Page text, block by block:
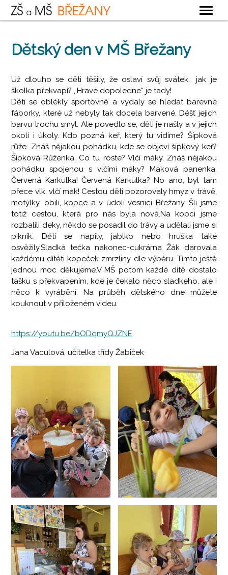
ZÁKLADNÍ ŠKOLA
ŠKOLNÍ DRUŽINA
ŠKOLNÍ JÍDELNA
KONTAKTY
Dětský den v MŠ Břežany
Už dlouho se děti těšily, že oslaví svůj svátek… jak je
školka překvapí? ,,Hravé dopoledne“ je tady!
Děti se oblékly sportovně a vydaly se hledat barevné
fáborky, které už nebyly tak docela barvené. Déšť jejich
barvu trochu smyl. Ale povedlo se, děti je našly a v jejich
okolí i úkoly. Kdo pozná keř, který tu vidíme? Šípková
růže. Znáš nějakou pohádku, kde se objeví šípkový keř?
Šípková Růženka. Co tu roste? Vlčí máky. Znáš nějakou
pohádku spojenou s vlčími máky? Maková panenka,
Červená Karkulka! Červená Karkulka? No ano, byl tam
přece vlk, vlčí mák! Cestou děti pozorovaly hmyz v trávě,
motýlky, obilí, kopce a v údolí vesnici Břežany. Šli jsme
totiž cestou, která pro nás byla nová.Na kopci jsme
rozbalili deky, někdo se posadil do trávy a udělali jsme si
piknik. Děti se napily, jablko nebo hruška také
osvěžily.Sladká tečka nakonec-cukrárna Žák darovala
každému dítěti kopeček zmrzliny dle výběru. Tímto ještě
jednou moc děkujeme.V MŠ potom každé dítě dostalo
tašku s překvapením, kde je čekalo něco sladkého, ale i
něco k vyrábění. Na průběh dětského dne můžete
kouknout v přiloženém videu.
https://youtu.be/bODqmyQJZNE
Jana Vaculová, učitelka třídy Žabiček